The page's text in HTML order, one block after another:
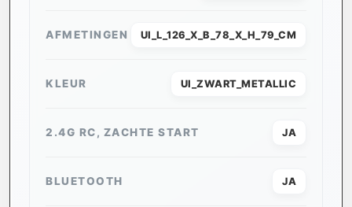
AFMETINGEN UI_L_126_X_B_78_X_H_79_CM
KLEUR UI_ZWART_METALLIC
2.4G RC, ZACHTE START JA
BLUETOOTH JA